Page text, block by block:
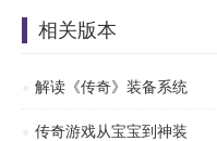
相关版本
解读《传奇》装备系统
传奇游戏从宝宝到神装